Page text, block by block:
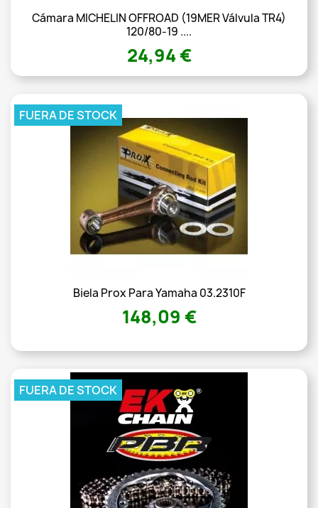
Cámara MICHELIN OFFROAD (19MER Válvula TR4)
120/80-19 ....
24,94 €
Biela Prox Para Yamaha 03.2310F
148,09 €
FUERA DE STOCK
FUERA DE STOCK